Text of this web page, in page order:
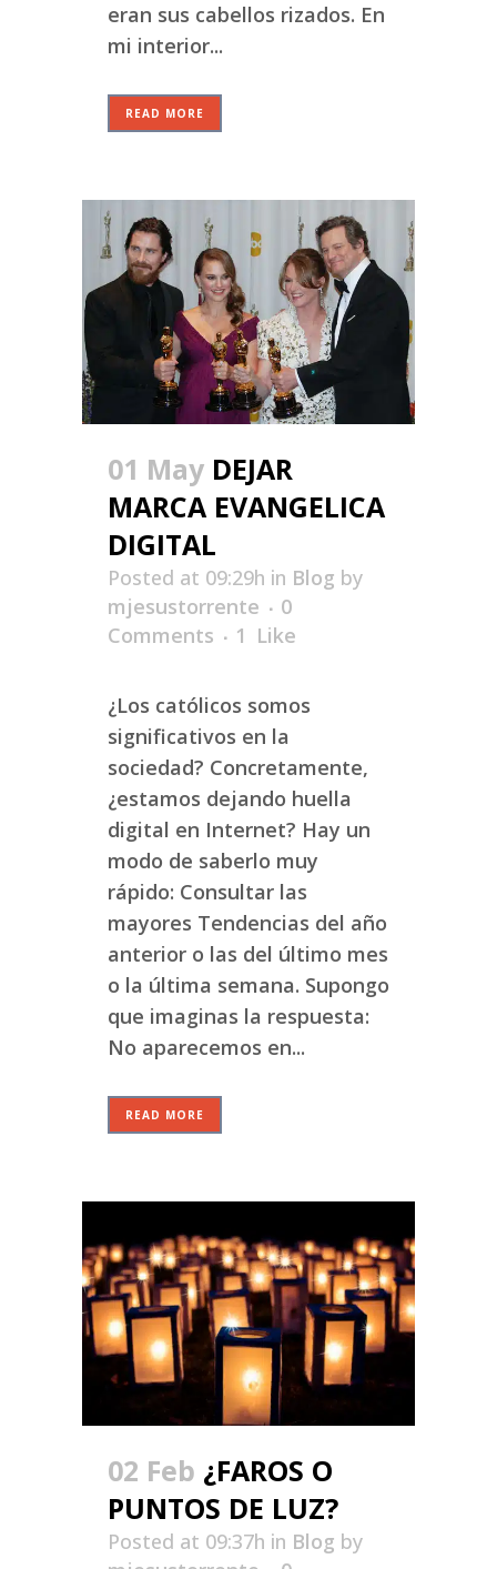
eran sus cabellos rizados. En
mi interior...
READ MORE
01 May DEJAR
MARCA EVANGELICA
DIGITAL
Posted at 09:29h in Blog by
mjesustorrente
0
Comments
1 Like
¿Los católicos somos
significativos en la
sociedad? Concretamente,
¿estamos dejando huella
digital en Internet? Hay un
modo de saberlo muy
rápido: Consultar las
mayores Tendencias del año
anterior o las del último mes
o la última semana. Supongo
que imaginas la respuesta:
No aparecemos en...
READ MORE
02 Feb ¿FAROS O
PUNTOS DE LUZ?
Posted at 09:37h in Blog by